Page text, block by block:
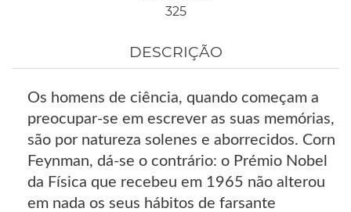
325
DESCRIÇÃO
Os homens de ciência, quando começam a
preocupar-se em escrever as suas memórias,
são por natureza solenes e aborrecidos. Corn
Feynman, dá-se o contrário: o Prémio Nobel
da Física que recebeu em 1965 não alterou
em nada os seus hábitos de farsante